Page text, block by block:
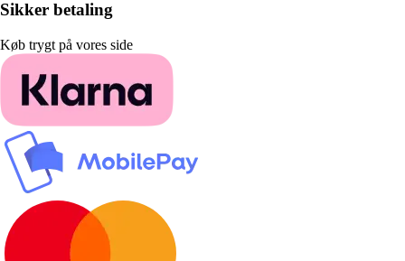
Sikker betaling
Køb trygt på vores side